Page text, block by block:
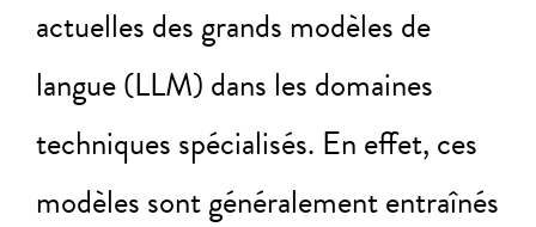
actuelles des grands modèles de
langue (LLM) dans les domaines
techniques spécialisés. En effet, ces
modèles sont généralement entraînés